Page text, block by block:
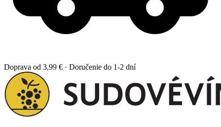
Doprava od 3,99 € · Doručenie do 1-2 dní